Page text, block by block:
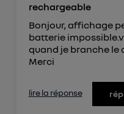
rechargeable
Bonjour, affichage
batterie
quand je branche
Merci
lire la réponse